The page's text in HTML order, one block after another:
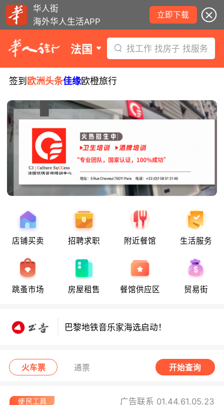
华人街
海外华人生活APP
立即下载
法国 找工作 找房子 找服务
签到 欧洲头条佳缘欧橙旅行
店铺买卖 招聘求职 附近餐馆 生活服务
跳蚤市场 房屋租售 餐馆供应区 贸易街
8月5日要闻：易捷航空八月罢工预警！
巴黎地铁音乐家海选启动！
8月5日要闻：易捷航空八月罢工预警！
数字度假支票使用受限！警惕网络募捐
火车票 通票 开始查询
广告联系 01.44.61.05.23